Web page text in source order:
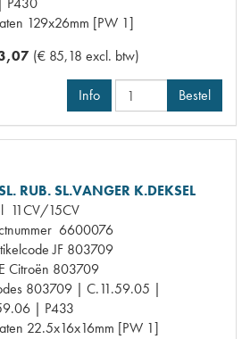
129x26mm [PW 1]
(€ 85,18 excl. btw)
Info Bestel
RUB. SL.VANGER K.DEKSEL
11CV/15CV
6600076
JF 803709
Citroën 803709
803709 | C.11.59.05 |
| P433
22.5x16x16mm [PW 1]